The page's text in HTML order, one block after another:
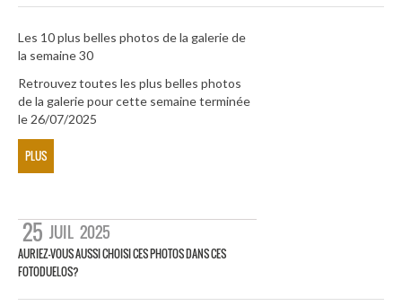
Les 10 plus belles photos de la galerie de
la semaine 30
Retrouvez toutes les plus belles photos
de la galerie pour cette semaine terminée
le 26/07/2025
PLUS
25 JUIL 2025
AURIEZ-VOUS AUSSI CHOISI CES PHOTOS DANS CES
FOTODUELOS?